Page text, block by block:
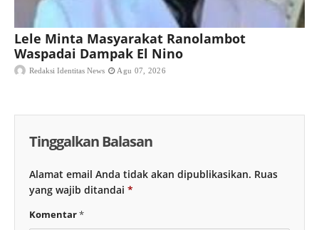
Lele Minta Masyarakat Ranolambot
Waspadai Dampak El Nino
Redaksi Identitas News Agu 07, 2026
Tinggalkan Balasan
Alamat email Anda tidak akan dipublikasikan. Ruas
yang wajib ditandai *
Komentar*